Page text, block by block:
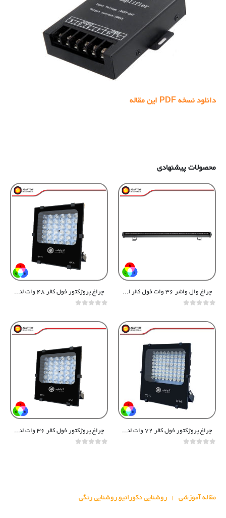
دانلود نسخه PDF این مقاله
محصولات پیشنهادی
چراغ وال واشر ۳۶ وات فول کالر لنزدار یک متری چراغ پروژکتور فول کالر ۴۸ وات لنزدار سری پاور
چراغ پروژکتور فول کالر ۷۲ وات لنزدار سری پاور چراغ پروژکتور فول کالر ۳۶ وات لنزدار سری پاور
مقاله آموزشی روشنایی دکوراتیو, روشنایی رنگی